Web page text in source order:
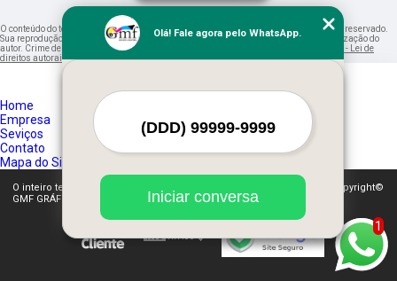
O conteúdo do texto " fornecedor de caderno anotações personalizado
" é de direito reservado.
Sua reprodução, parcial ou total, mesmo citando nossos links, é proibida sem a autorização do
autor. Crime de violação de direito autoral – artigo 184 do Código Penal –
Lei 9610/98 - Lei de
direitos autorais.
Home
Empresa
Seviços
Contato
Mapa do Site
O inteiro teor deste site está sujeito à proteção de direitos autorais. Copyright©
GMF GRÁFICA RÁPIDA (Lei 9610 de 19/02/1998)
1
Olá! Fale agora pelo WhatsApp.
Iniciar conversa